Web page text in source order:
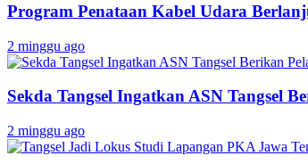
Program Penataan Kabel Udara
2 minggu ago
Sekda Tangsel Ingatkan ASN Tangsel
2 minggu ago